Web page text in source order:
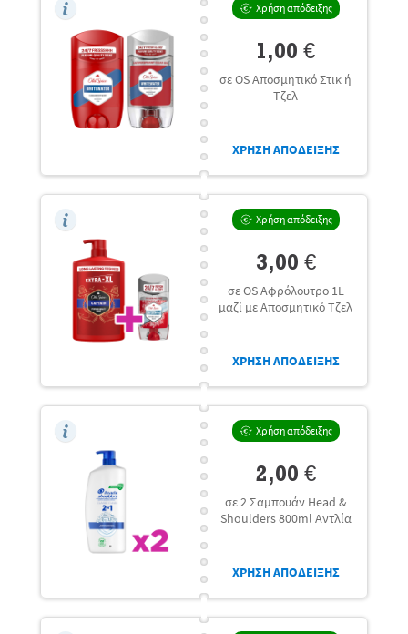
Χρήση απόδειξης
1,00 €
σε OS Αποσμητικό Στικ ή
Τζελ
ΧΡΗΣΗ ΑΠΟΔΕΙΞΗΣ
Χρήση απόδειξης
3,00 €
σε OS Αφρόλουτρο 1L
μαζί με Αποσμητικό Τζελ
ΧΡΗΣΗ ΑΠΟΔΕΙΞΗΣ
Χρήση απόδειξης
2,00 €
σε 2 Σαμπουάν Head &
Shoulders 800ml Αντλία
ΧΡΗΣΗ ΑΠΟΔΕΙΞΗΣ